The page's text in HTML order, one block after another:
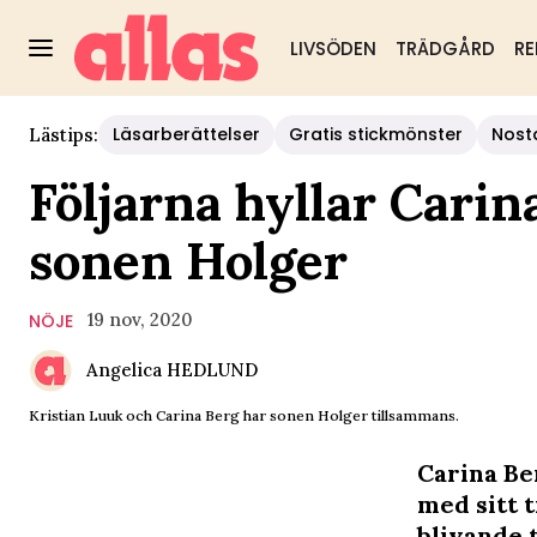
LIVSÖDEN TRÄDGÅRD
Lästips: Läsarberättelser Gratis stickmönster
Följarna hyllar
sonen Holger
NÖJE 19 nov, 2020
Angelica HEDLUND
Kristian Luuk och Carina Berg har sonen Holger tillsammans.
Carina
med sitt